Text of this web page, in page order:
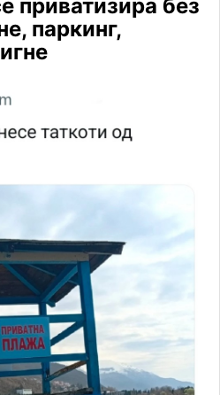
приватизира без
паркинг,